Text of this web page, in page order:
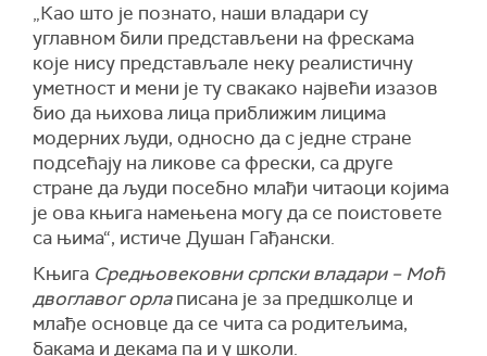
„Као што је познато, наши владари су
углавном били представљени на фрескама
које нису представљале неку реалистичну
уметност и мени је ту свакако највећи изазов
био да њихова лица приближим лицима
модерних људи, односно да с једне стране
подсећају на ликове са фрески, са друге
стране да људи посебно млађи читаоци којима
је ова књига намењена могу да се поистовете
са њима“, истиче Душан Гађански.
Књига Средњовековни српски владари – Моћ
двоглавог орлаписана је за предшколце и
млађе основце да се чита са родитељима,
бакама и декама па и у школи.